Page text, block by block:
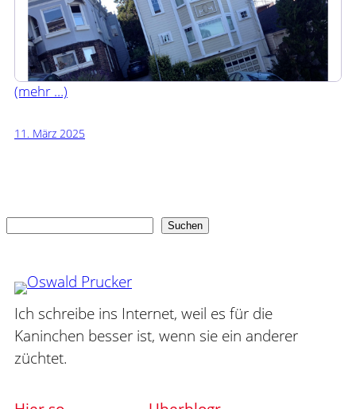
(mehr …)
11. März 2025
Suchen
Ich schreibe ins Internet, weil es für die
Kaninchen besser ist, wenn sie ein anderer
züchtet.